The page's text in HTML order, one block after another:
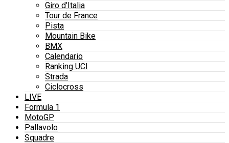
Giro d’Italia
Tour de France
Pista
Mountain Bike
BMX
Calendario
Ranking UCI
Strada
Ciclocross
LIVE
Formula 1
MotoGP
Pallavolo
Squadre